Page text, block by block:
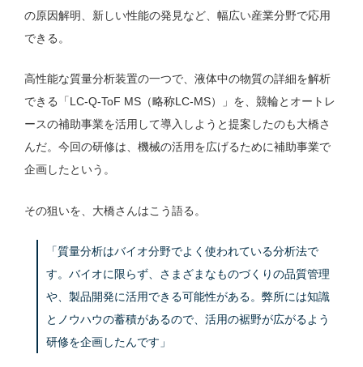
の原因解明、新しい性能の発見など、幅広い産業分野で応用
できる。
高性能な質量分析装置の一つで、液体中の物質の詳細を解析
できる「LC-Q-ToF MS（略称LC-MS）」を、競輪とオートレ
ースの補助事業を活用して導入しようと提案したのも大橋さ
んだ。今回の研修は、機械の活用を広げるために補助事業で
企画したという。
その狙いを、大橋さんはこう語る。
「質量分析はバイオ分野でよく使われている分析法で
す。バイオに限らず、さまざまなものづくりの品質管理
や、製品開発に活用できる可能性がある。弊所には知識
とノウハウの蓄積があるので、活用の裾野が広がるよう
研修を企画したんです」